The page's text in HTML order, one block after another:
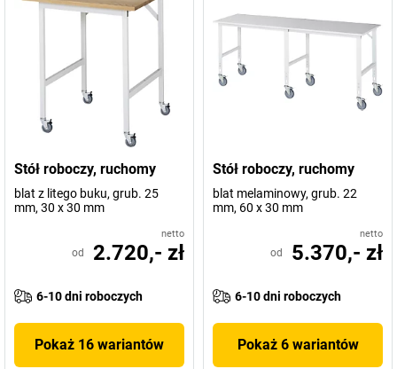
Stół roboczy, ruchomy
blat z litego buku, grub. 25
mm, 30 x 30 mm
netto
od 2.720,- zł
6-10 dni roboczych
Pokaż 16 wariantów
Stół roboczy, ruchomy
blat melaminowy, grub. 22
mm, 60 x 30 mm
netto
od 5.370,- zł
6-10 dni roboczych
Pokaż 6 wariantów